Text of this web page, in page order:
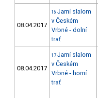
08.04.2017
16 Jarní slalom
v Českém
Vrbné - dolní
trať
08.04.2017
17 Jarní slalom
v Českém
Vrbné - horní
trať